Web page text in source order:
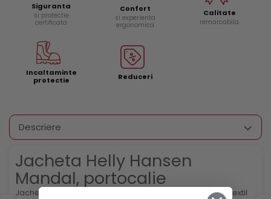
Siguranta
si protectie
certificata
Confort
si experienta
ergonomica
Calitate
remarcabila
Incaltaminte
protectie
Reduceri
Descriere
Jacheta Helly Hansen
Mandal, portocalie
Jacheta
este confectionata dintr-un material textil